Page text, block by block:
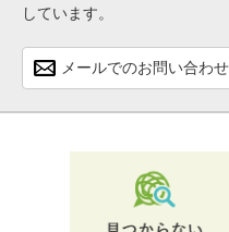
しています。
メールでのお問い合わ